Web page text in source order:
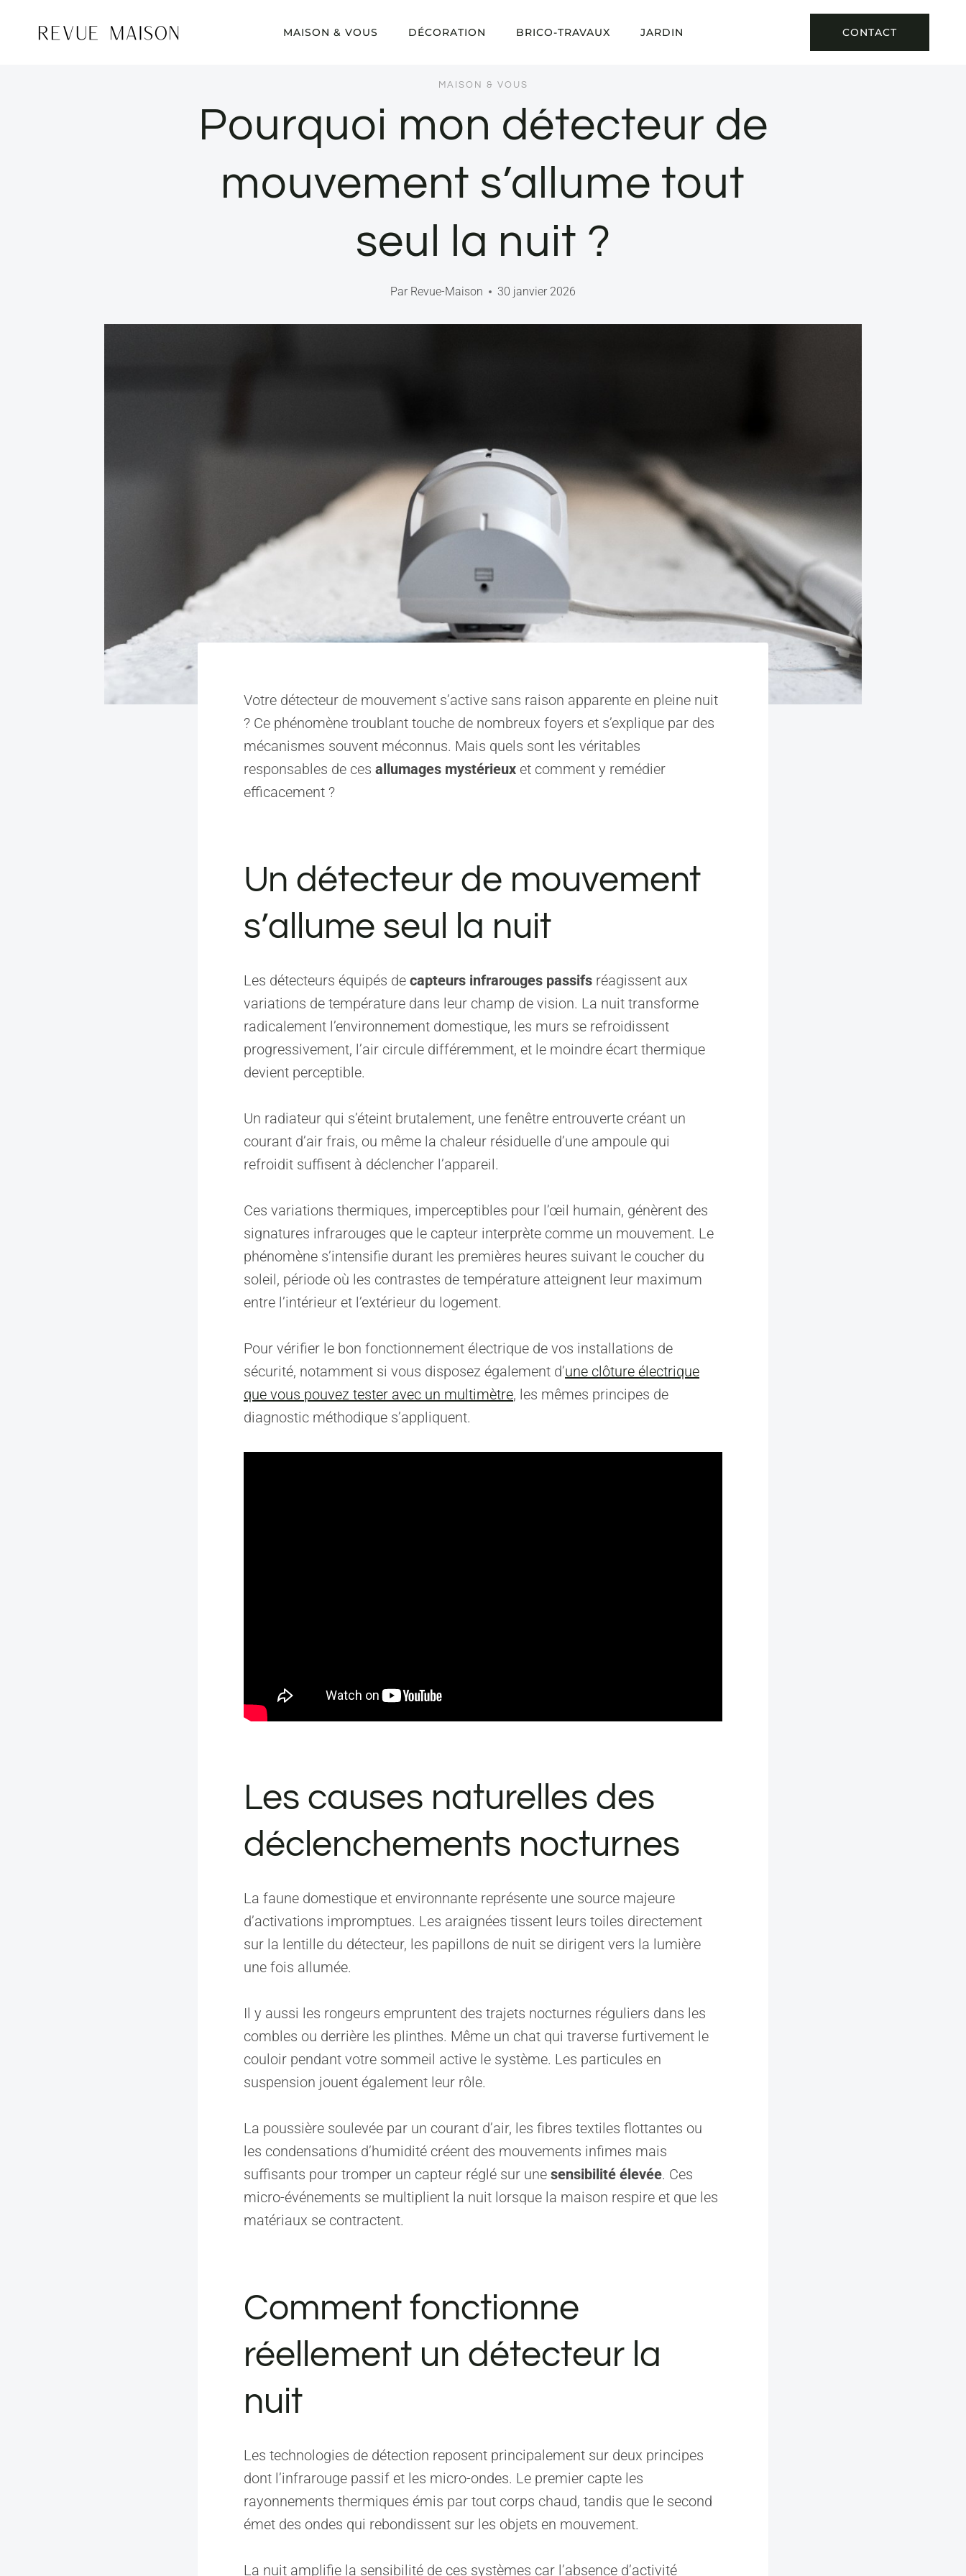
MAISON & VOUS DÉCORATION BRICO-TRAVAUX JARDIN CONTACT
MAISON & VOUS
Pourquoi mon détecteur de
mouvement s’allume tout
seul la nuit ?
Par Revue-Maison 30 janvier 2026
Votre détecteur de mouvement s’active sans raison apparente en pleine nuit
? Ce phénomène troublant touche de nombreux foyers et s’explique par des
mécanismes souvent méconnus. Mais quels sont les véritables
responsables de ces allumages mystérieux et comment y remédier
efficacement ?
Un détecteur de mouvement
s’allume seul la nuit
Les détecteurs équipés de capteurs infrarouges passifs réagissent aux
variations de température dans leur champ de vision. La nuit transforme
radicalement l’environnement domestique, les murs se refroidissent
progressivement, l’air circule différemment, et le moindre écart thermique
devient perceptible.
Un radiateur qui s’éteint brutalement, une fenêtre entrouverte créant un
courant d’air frais, ou même la chaleur résiduelle d’une ampoule qui
refroidit suffisent à déclencher l’appareil.
Ces variations thermiques, imperceptibles pour l’œil humain, génèrent des
signatures infrarouges que le capteur interprète comme un mouvement. Le
phénomène s’intensifie durant les premières heures suivant le coucher du
soleil, période où les contrastes de température atteignent leur maximum
entre l’intérieur et l’extérieur du logement.
Pour vérifier le bon fonctionnement électrique de vos installations de
sécurité, notamment si vous disposez également d’une clôture électrique
que vous pouvez tester avec un multimètre, les mêmes principes de
diagnostic méthodique s’appliquent.
Les causes naturelles des
déclenchements nocturnes
La faune domestique et environnante représente une source majeure
d’activations impromptues. Les araignées tissent leurs toiles directement
sur la lentille du détecteur, les papillons de nuit se dirigent vers la lumière
une fois allumée.
Il y aussi les rongeurs empruntent des trajets nocturnes réguliers dans les
combles ou derrière les plinthes. Même un chat qui traverse furtivement le
couloir pendant votre sommeil active le système. Les particules en
suspension jouent également leur rôle.
La poussière soulevée par un courant d’air, les fibres textiles flottantes ou
les condensations d’humidité créent des mouvements infimes mais
suffisants pour tromper un capteur réglé sur une sensibilité élevée. Ces
micro-événements se multiplient la nuit lorsque la maison respire et que les
matériaux se contractent.
Comment fonctionne
réellement un détecteur la
nuit
Les technologies de détection reposent principalement sur deux principes
dont l’infrarouge passif et les micro-ondes. Le premier capte les
rayonnements thermiques émis par tout corps chaud, tandis que le second
émet des ondes qui rebondissent sur les objets en mouvement.
La nuit amplifie la sensibilité de ces systèmes car l’absence d’activité